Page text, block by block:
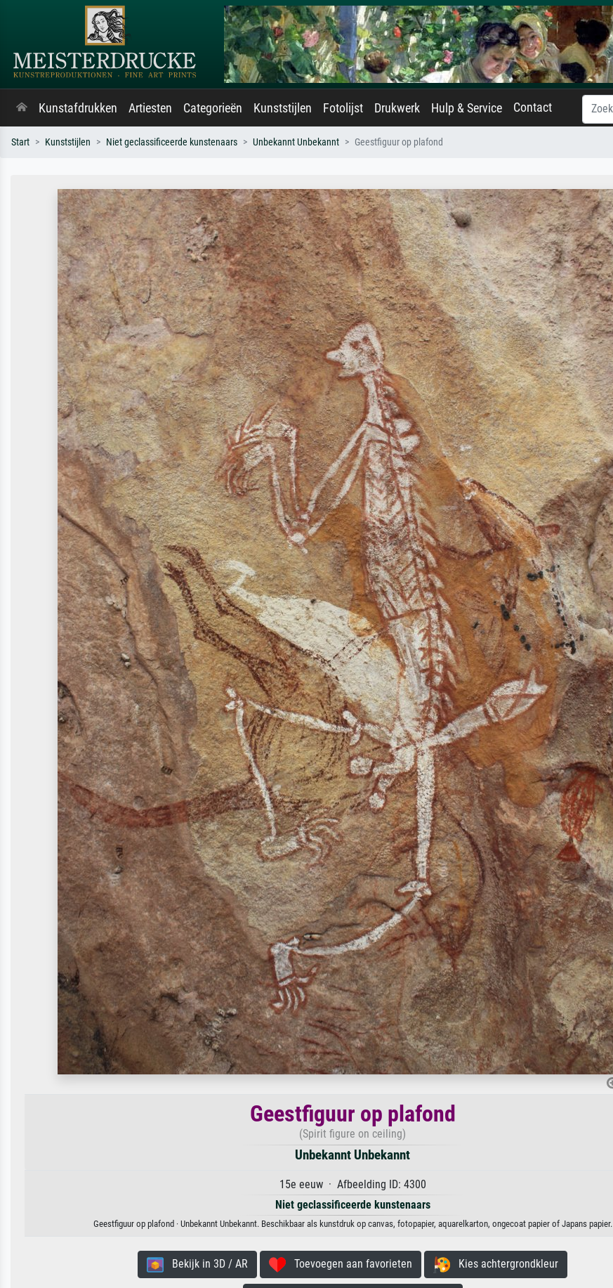
Kunstafdrukken Artiesten Categorieën Kunststijlen Fotolijst Drukwerk Hulp & Service Contact
Start Kunststijlen Niet geclassificeerde kunstenaars Unbekannt Unbekannt Geestfiguur op plafond
Geestfiguur op plafond
(Spirit figure on ceiling)
Unbekannt Unbekannt
15e eeuw · Afbeelding ID: 4300
Niet geclassificeerde kunstenaars
Geestfiguur op plafond · Unbekannt Unbekannt. Beschikbaar als kunstdruk op canvas, fotopapier, aquarelkarton, ongecoat papier of Japans papier.
Bekijk in 3D / AR Toevoegen aan favorieten Kies achtergrondkleur